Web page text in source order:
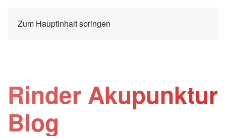
Zum Hauptinhalt springen
Rinder Akupunktur
Blog